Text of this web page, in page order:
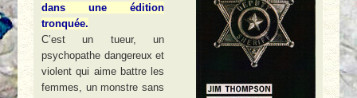
dans une édition
tronquée.
C’est un tueur, un
psychopathe dangereux et
violent qui aime battre les
femmes, un monstre sans